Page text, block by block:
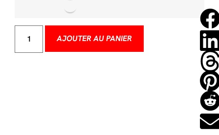
AJOUTER AU PANIER